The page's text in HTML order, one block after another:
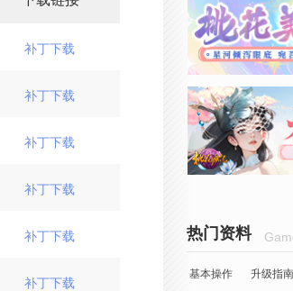
补丁下载
补丁下载
补丁下载
补丁下载
补丁下载
补丁下载
热门资料
基本操作 升级指南